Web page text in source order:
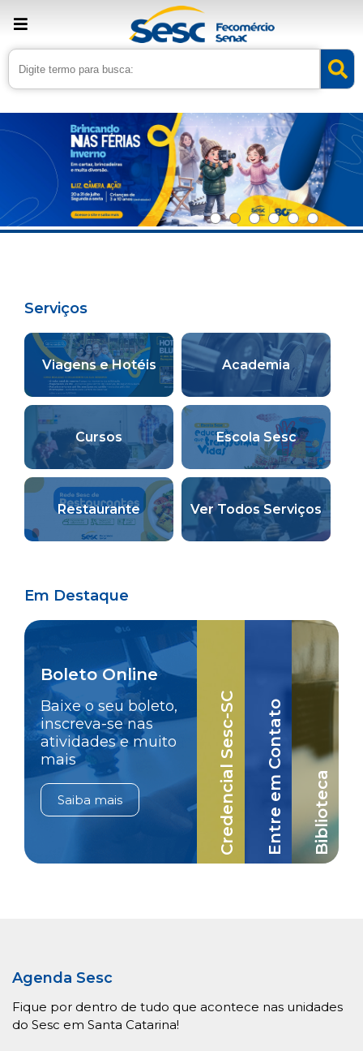
Serviços
Viagens e Hotéis Academia
Cursos Escola Sesc
Restaurante Ver Todos Serviços
Em Destaque
Boleto Online
Baixe o seu boleto,
inscreva-se nas
atividades e muito
mais
Saiba mais Credencial Sesc-SC Entre em Contato Biblioteca
Agenda Sesc
Fique por dentro de tudo que acontece nas unidades
do Sesc em Santa Catarina!